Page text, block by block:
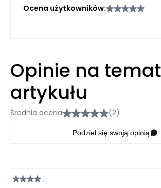
Ocena użytkowników:
Opinie na temat
artykułu
Średnia ocena (2)
Podziel się swoją opinią